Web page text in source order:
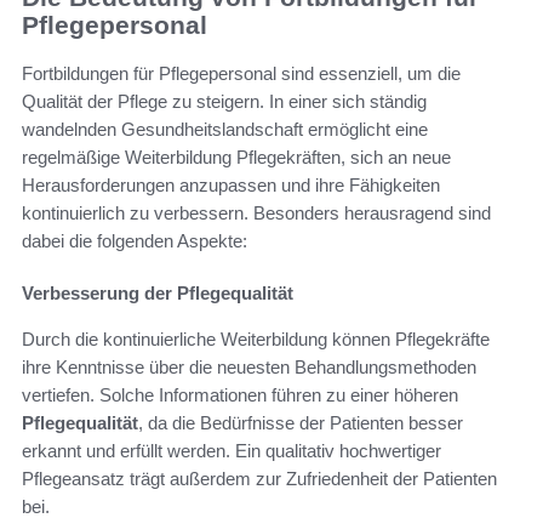
Pflegepersonal
Fortbildungen für Pflegepersonal sind essenziell, um die
Qualität der Pflege zu steigern. In einer sich ständig
wandelnden Gesundheitslandschaft ermöglicht eine
regelmäßige Weiterbildung Pflegekräften, sich an neue
Herausforderungen anzupassen und ihre Fähigkeiten
kontinuierlich zu verbessern. Besonders herausragend sind
dabei die folgenden Aspekte:
Verbesserung der Pflegequalität
Durch die kontinuierliche Weiterbildung können Pflegekräfte
ihre Kenntnisse über die neuesten Behandlungsmethoden
vertiefen. Solche Informationen führen zu einer höheren
Pflegequalität, da die Bedürfnisse der Patienten besser
erkannt und erfüllt werden. Ein qualitativ hochwertiger
Pflegeansatz trägt außerdem zur Zufriedenheit der Patienten
bei.